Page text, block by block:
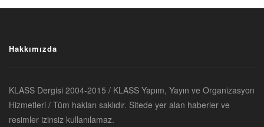
Hakkımızda
KLASS Dergisi 2004-2015 / KLASS Yapım, Yayın ve Organizasyon
Hizmetleri / Tüm hakları saklıdır. Sitede yer alan haberler ve
resimler izinsiz kullanılamaz.